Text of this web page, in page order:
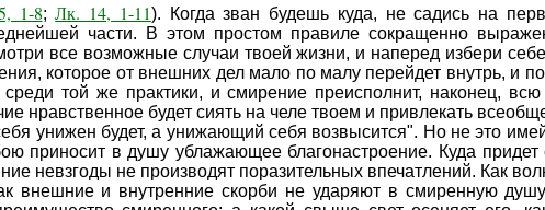
1-8;Лк. 14, 1-11). Когда зван будешь куда, не садись на
части. В этом простом правиле сокращенно
все возможные случаи твоей жизни, и наперед избери
которое от внешних дел мало по малу перейдет внутрь, и
той же практики, и смирение преисполнит, наконец,
нравственное будет сиять на челе твоем и привлекать
унижен будет, а унижающий себя возвысится". Но не это
приносит в душу ублажающее благонастроение. Куда
невзгоды не производят поразительных впечатлений. Как
внешние и внутренние скорби не ударяют в смиренную